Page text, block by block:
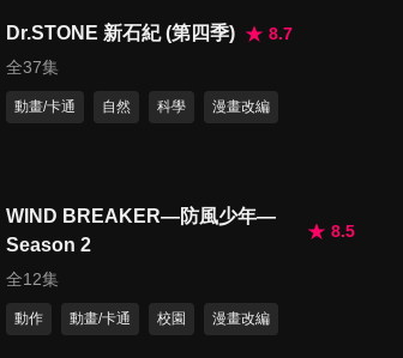
Dr.STONE 新石紀 (第四季)
8.7
全37集
動畫/卡通 自然 科學 漫畫改編
WIND BREAKER—防風少年—
Season 2
8.5
全12集
動作 動畫/卡通 校園 漫畫改編